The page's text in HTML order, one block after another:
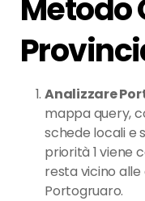
Metodo
Analizzare
mappa query,
schede locali e
priorità 1 viene
resta vicino
Portogruaro.